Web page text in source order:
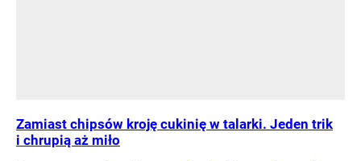
Zamiast chipsów kroję cukinię w talarki. Jeden trik
i chrupią aż miło